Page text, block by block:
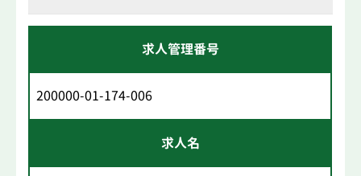
求人管理番号
200000-01-174-006
求人名